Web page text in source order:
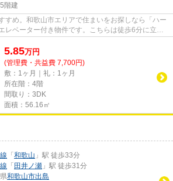
階建
すめ。和歌山市エリアで住まいをお探しなら「ハー
レベーター付き物件です。こちらは徒歩6分に立地
は...
5.85万円
(管理費・共益費 7,700円)
敷：1ヶ月｜礼：1ヶ月
所在階：4階
間取り：3DK
面積：56.16㎡
「 和歌山 」駅 徒歩33分
「 田井ノ瀬 」駅 徒歩31分
和歌山市出島